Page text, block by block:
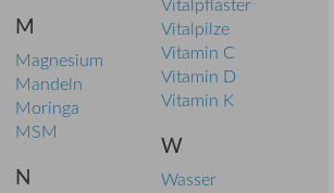
M
Magnesium
Mandeln
Moringa
MSM
N
Vitalpilze
Vitamin C
Vitamin D
Vitamin K
W
Wasser